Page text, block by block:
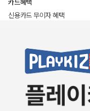
카드혜택
신용카드 무이자 혜택